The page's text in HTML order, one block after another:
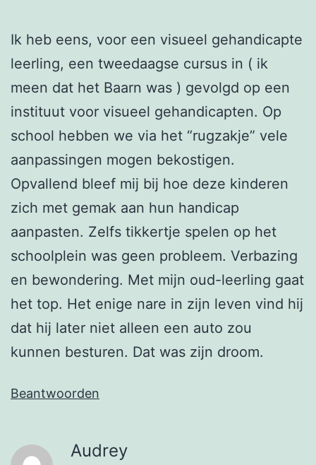
Ik heb eens, voor een visueel gehandicapte
leerling, een tweedaagse cursus in ( ik
meen dat het Baarn was ) gevolgd op een
instituut voor visueel gehandicapten. Op
school hebben we via het “rugzakje” vele
aanpassingen mogen bekostigen.
Opvallend bleef mij bij hoe deze kinderen
zich met gemak aan hun handicap
aanpasten. Zelfs tikkertje spelen op het
schoolplein was geen probleem. Verbazing
en bewondering. Met mijn oud-leerling gaat
het top. Het enige nare in zijn leven vind hij
dat hij later niet alleen een auto zou
kunnen besturen. Dat was zijn droom.
Beantwoorden
Audrey